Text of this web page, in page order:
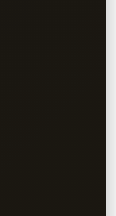
centraal.
toebehoren